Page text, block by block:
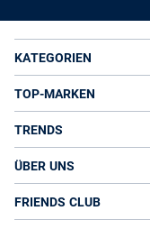
KATEGORIEN
TOP-MARKEN
TRENDS
ÜBER UNS
FRIENDS CLUB